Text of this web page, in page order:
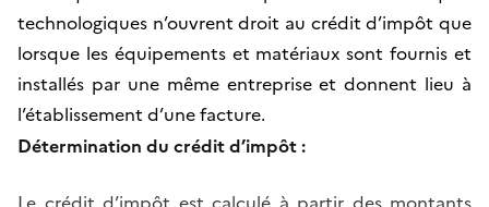
technologiques n’ouvrent droit au crédit d’impôt que
lorsque les équipements et matériaux sont fournis et
installés par une même entreprise et donnent lieu à
l’établissement d’une facture.
Détermination du créditd’impôt :